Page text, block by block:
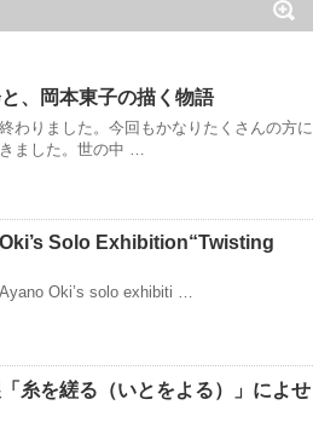
、岡本東子の描く物語
わりました。今回もかなりたくさんの方に
ました。世の中 …
Solo Exhibition“Twisting
Ayano Oki’s solo exhibiti …
糸を縒る（いとをよる）」によせ